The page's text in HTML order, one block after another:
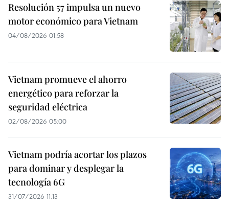
Resolución 57 impulsa un nuevo
motor económico para Vietnam
04/08/2026 01:58
Vietnam promueve el ahorro
energético para reforzar la
seguridad eléctrica
02/08/2026 05:00
Vietnam podría acortar los plazos
para dominar y desplegar la
tecnología 6G
31/07/2026 11:13